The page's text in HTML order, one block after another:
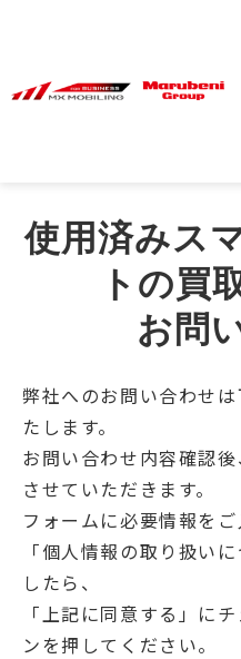
課題別ソリ
サー
導
使用済みス
トの買
お問
弊社へのお問い合わせ
たします。
お問い合わせ内容確認
させていただきます。
フォームに必要情報を
「個人情報の取り扱い
したら、
「上記に同意する」に
ンを押してください。